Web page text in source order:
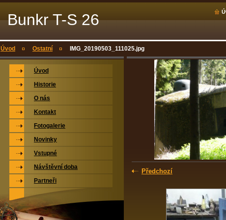
Bunkr T-S 26
Úvod Ostatní IMG_20190503_111025.jpg
Předchozí
Úvod
Historie
O nás
Kontakt
Fotogalerie
Novinky
Vstupné
Návštěvní doba
Partneři